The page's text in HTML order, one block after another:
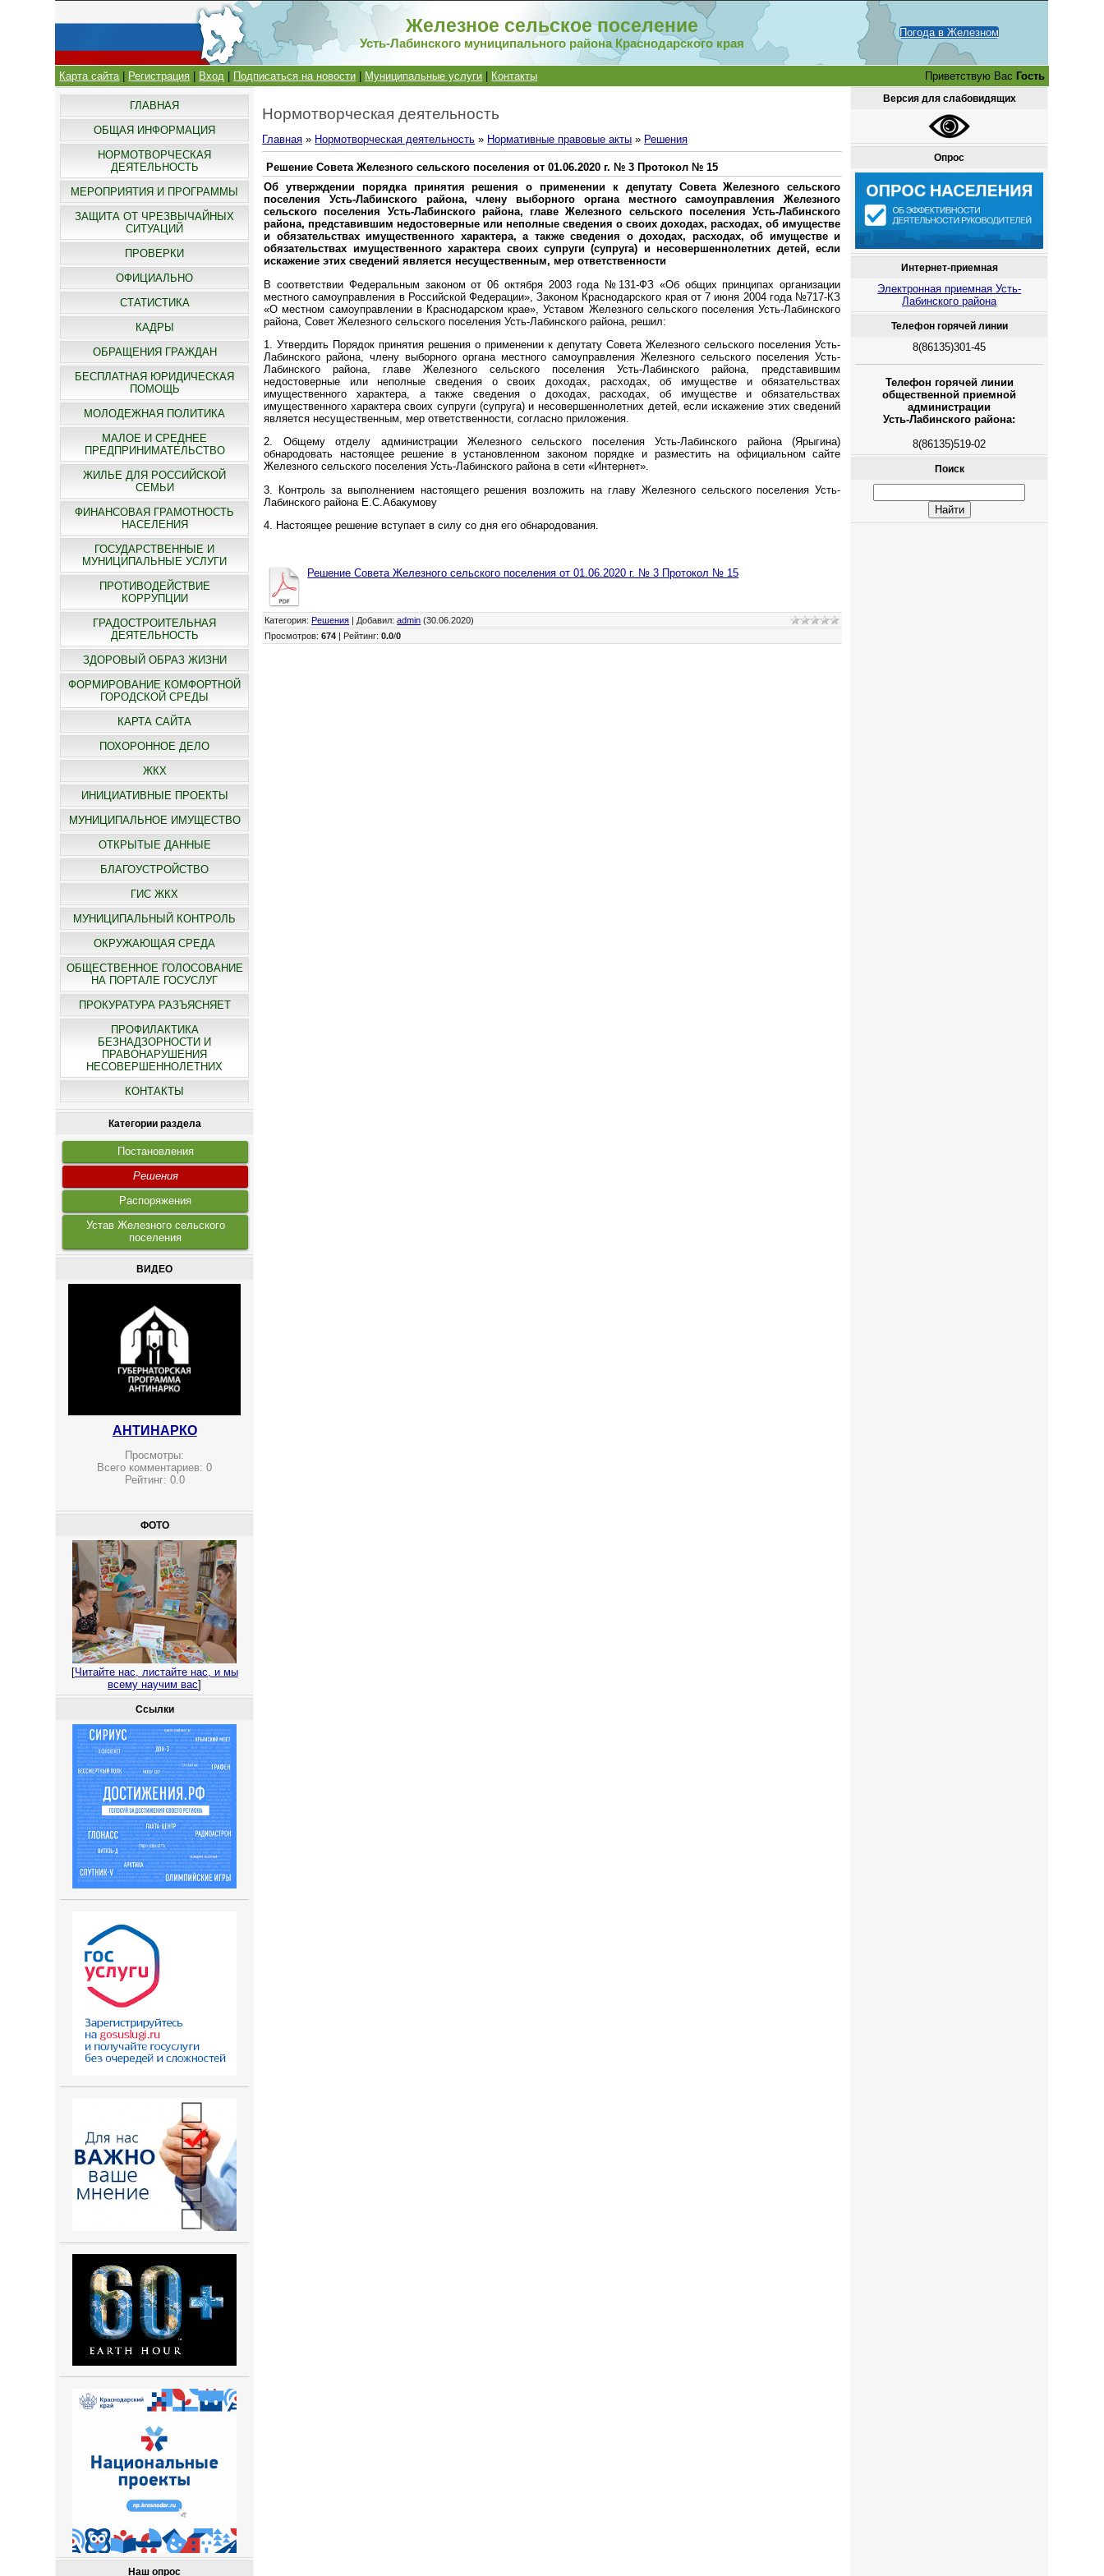
Железное сельское поселение
Усть-Лабинского муниципального района Краснодарского края
Погода в Железном
Карта сайта| Регистрация Вход Подписаться на новости Муниципальные услуги Контакты Приветствую Вас Гость
ГЛАВНАЯ
ОБЩАЯ ИНФОРМАЦИЯ
НОРМОТВОРЧЕСКАЯ
ДЕЯТЕЛЬНОСТЬ
МЕРОПРИЯТИЯ И ПРОГРАММЫ
ЗАЩИТА ОТ ЧРЕЗВЫЧАЙНЫХ
СИТУАЦИЙ
ПРОВЕРКИ
ОФИЦИАЛЬНО
СТАТИСТИКА
КАДРЫ
ОБРАЩЕНИЯ ГРАЖДАН
БЕСПЛАТНАЯ ЮРИДИЧЕСКАЯ
ПОМОЩЬ
МОЛОДЕЖНАЯ ПОЛИТИКА
МАЛОЕ И СРЕДНЕЕ
ПРЕДПРИНИМАТЕЛЬСТВО
ЖИЛЬЕ ДЛЯ РОССИЙСКОЙ
СЕМЬИ
ФИНАНСОВАЯ ГРАМОТНОСТЬ
НАСЕЛЕНИЯ
ГОСУДАРСТВЕННЫЕ И
МУНИЦИПАЛЬНЫЕ УСЛУГИ
ПРОТИВОДЕЙСТВИЕ
КОРРУПЦИИ
ГРАДОСТРОИТЕЛЬНАЯ
ДЕЯТЕЛЬНОСТЬ
ЗДОРОВЫЙ ОБРАЗ ЖИЗНИ
ФОРМИРОВАНИЕ КОМФОРТНОЙ
ГОРОДСКОЙ СРЕДЫ
КАРТА САЙТА
ПОХОРОННОЕ ДЕЛО
ЖКХ
ИНИЦИАТИВНЫЕ ПРОЕКТЫ
МУНИЦИПАЛЬНОЕ ИМУЩЕСТВО
ОТКРЫТЫЕ ДАННЫЕ
БЛАГОУСТРОЙСТВО
ГИС ЖКХ
МУНИЦИПАЛЬНЫЙ КОНТРОЛЬ
ОКРУЖАЮЩАЯ СРЕДА
ОБЩЕСТВЕННОЕ ГОЛОСОВАНИЕ
НА ПОРТАЛЕ ГОСУСЛУГ
ПРОКУРАТУРА РАЗЪЯСНЯЕТ
ПРОФИЛАКТИКА
БЕЗНАДЗОРНОСТИ И
ПРАВОНАРУШЕНИЯ
НЕСОВЕРШЕННОЛЕТНИХ
КОНТАКТЫ
Категории раздела
Постановления
Решения
Распоряжения
Устав Железного сельского
поселения
ВИДЕО
АНТИНАРКО
Просмотры:
Всего комментариев:0
Рейтинг: 0.0
ФОТО
[Читайте нас, листайте нас, и мы
всему научим вас]
Ссылки
Наш опрос
Нормотворческая деятельность
Главная » Нормотворческая деятельность » Нормативные правовые акты » Решения
Решение Совета Железного сельского поселения от 01.06.2020 г. № 3 Протокол № 15
Об утверждении порядка принятия решения о применении к депутату Совета Железного сельского
поселения Усть-Лабинского района, члену выборного органа местного самоуправления Железного
сельского поселения Усть-Лабинского района, главе Железного сельского поселения Усть-Лабинского
района, представившим недостоверные или неполные сведения о своих доходах, расходах, об имуществе
и обязательствах имущественного характера, а также сведения о доходах, расходах, об имуществе и
обязательствах имущественного характера своих супруги (супруга) и несовершеннолетних детей, если
искажение этих сведений является несущественным, мер ответственности
В соответствии Федеральным законом от 06 октября 2003 года №131-ФЗ «Об общих принципах организации
местного самоуправления в Российской Федерации», Законом Краснодарского края от 7 июня 2004 года №717-КЗ
«О местном самоуправлении в Краснодарском крае», Уставом Железного сельского поселения Усть-Лабинского
района, Совет Железного сельского поселения Усть-Лабинского района, решил:
1. Утвердить Порядок принятия решения о применении к депутату Совета Железного сельского поселения Усть-
Лабинского района, члену выборного органа местного самоуправления Железного сельского поселения Усть-
Лабинского района, главе Железного сельского поселения Усть-Лабинского района, представившим
недостоверные или неполные сведения о своих доходах, расходах, об имуществе и обязательствах
имущественного характера, а также сведения о доходах, расходах, об имуществе и обязательствах
имущественного характера своих супруги (супруга) и несовершеннолетних детей, если искажение этих сведений
является несущественным, мер ответственности, согласно приложения.
2. Общему отделу администрации Железного сельского поселения Усть-Лабинского района (Ярыгина)
обнародовать настоящее решение в установленном законом порядке и разместить на официальном сайте
Железного сельского поселения Усть-Лабинского района в сети «Интернет».
3. Контроль за выполнением настоящего решения возложить на главу Железного сельского поселения Усть-
Лабинского района Е.С.Абакумову
4. Настоящее решение вступает в силу со дня его обнародования.
Решение Совета Железного сельского поселения от 01.06.2020 г. № 3 Протокол № 15
Категория: Решения Добавил:admin (30.06.2020)
Просмотров:674 Рейтинг:0.0/0
Версия для слабовидящих
Опрос
Интернет-приемная
Электронная приемная Усть-
Лабинского района
Телефон горячей линии
8(86135)301-45
Телефон горячей линии
общественной приемной
администрации
Усть-Лабинского района:
8(86135)519-02
Поиск